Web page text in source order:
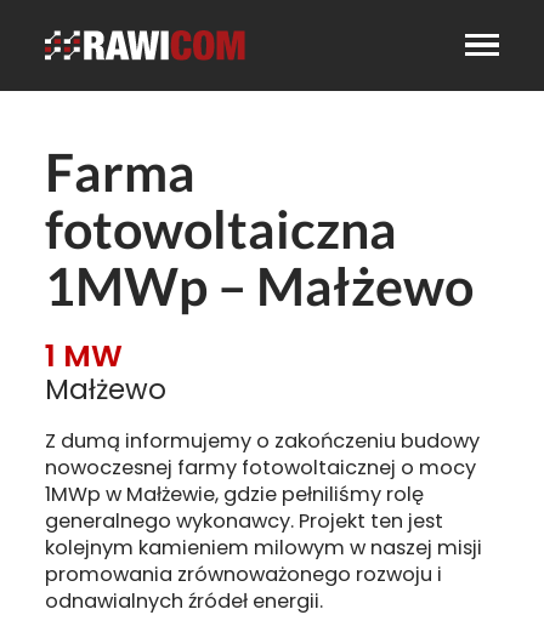
Farma
fotowoltaiczna
1MWp – Małżewo
1 MW
Małżewo
Z dumą informujemy o zakończeniu budowy
nowoczesnej farmy fotowoltaicznej o mocy
1MWp w Małżewie, gdzie pełniliśmy rolę
generalnego wykonawcy. Projekt ten jest
kolejnym kamieniem milowym w naszej misji
promowania zrównoważonego rozwoju i
odnawialnych źródeł energii.